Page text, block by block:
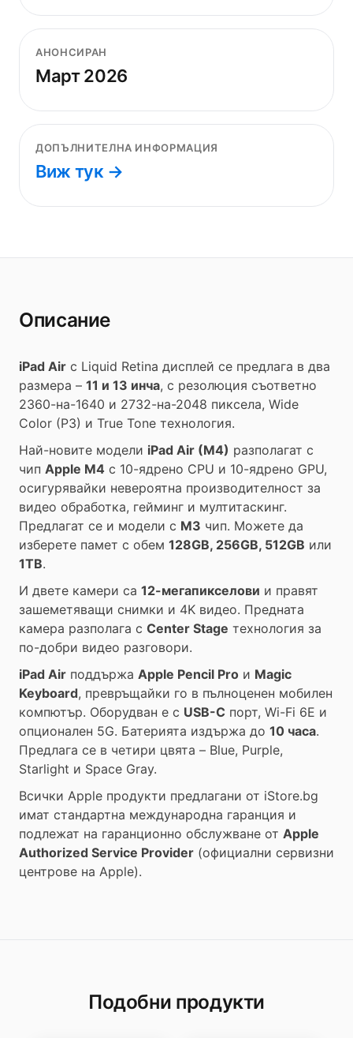
АНОНСИРАН
Март 2026
ДОПЪЛНИТЕЛНА ИНФОРМАЦИЯ
Виж тук →
Описание
iPad Air с Liquid Retina дисплей се предлага в два
размера – 11 и 13 инча, с резолюция съответно
2360-на-1640 и 2732-на-2048 пиксела, Wide
Color (P3) и True Tone технология.
Най-новите модели iPad Air (M4) разполагат с
чип Apple M4 с 10-ядрено CPU и 10-ядрено GPU,
осигурявайки невероятна производителност за
видео обработка, гейминг и мултитаскинг.
Предлагат се и модели с M3 чип. Можете да
изберете памет с обем 128GB, 256GB, 512GB или
1TB.
И двете камери са 12-мегапикселови и правят
зашеметяващи снимки и 4K видео. Предната
камера разполага с Center Stage технология за
по-добри видео разговори.
iPad Air поддържа Apple Pencil Pro и Magic
Keyboard, превръщайки го в пълноценен мобилен
компютър. Оборудван е с USB-C порт, Wi-Fi 6E и
опционален 5G. Батерията издържа до 10 часа.
Предлага се в четири цвята – Blue, Purple,
Starlight и Space Gray.
Всички Apple продукти предлагани от iStore.bg
имат стандартна международна гаранция и
подлежат на гаранционно обслужване от Apple
Authorized Service Provider (официални сервизни
центрове на Apple).
Подобни продукти